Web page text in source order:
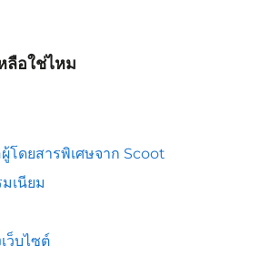
ลือใช่ไหม
โดยสารพิเศษจาก Scoot
เนียม
ว็บไซต์